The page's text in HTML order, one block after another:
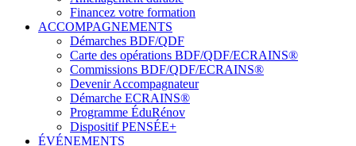
Financez votre formation
ACCOMPAGNEMENTS
Démarches BDF/QDF
Carte des opérations BDF/QDF/ECRAINS®
Commissions BDF/QDF/ECRAINS®
Devenir Accompagnateur
Démarche ECRAINS®
Programme ÉduRénov
Dispositif PENSÉE+
ÉVÉNEMENTS